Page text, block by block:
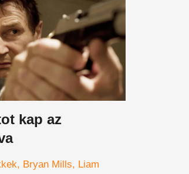
kap az
Bryan Mills
Liam